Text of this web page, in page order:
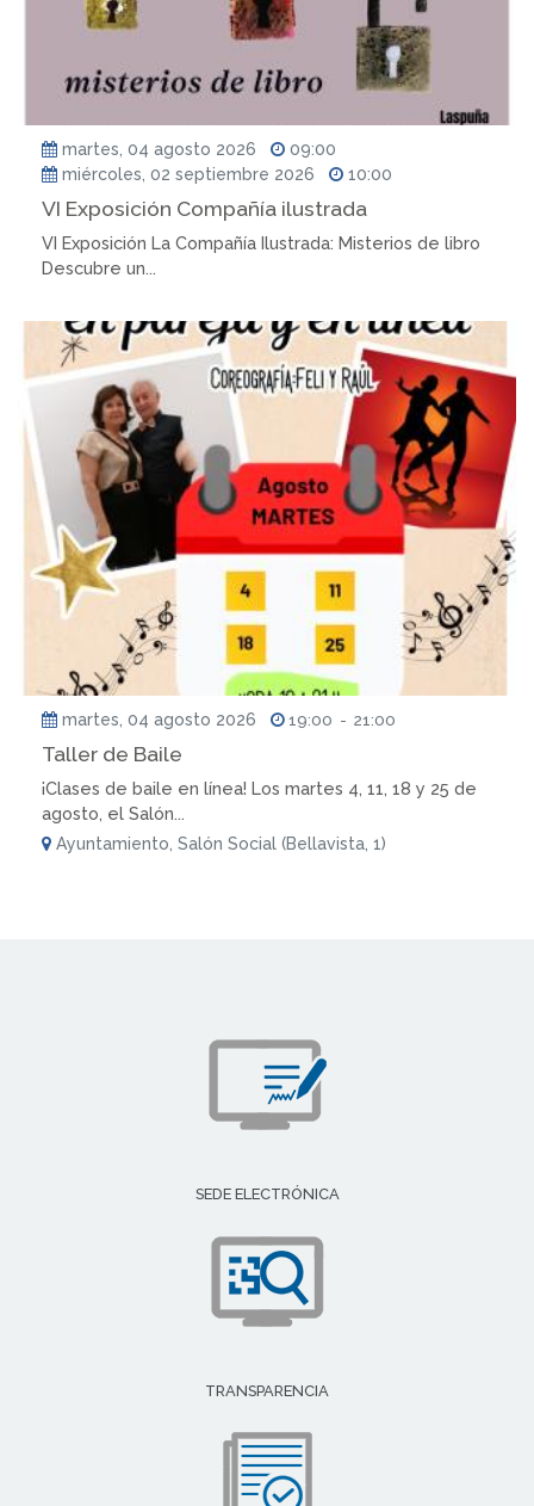
martes, 04 agosto 2026
09:00
miércoles, 02 septiembre 2026
10:00
VI Exposición Compañía ilustrada
VI Exposición La Compañía Ilustrada: Misterios de libro
Descubre un...
martes, 04 agosto 2026 19:00 - 21:00
Taller de Baile
¡Clases de baile en línea! Los martes 4, 11, 18 y 25 de
agosto, el Salón...
Ayuntamiento, Salón Social (Bellavista, 1)
SEDE ELECTRÓNICA
TRANSPARENCIA